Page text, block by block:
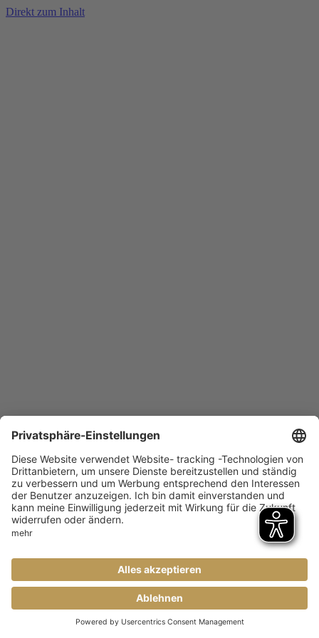
Direkt zum Inhalt